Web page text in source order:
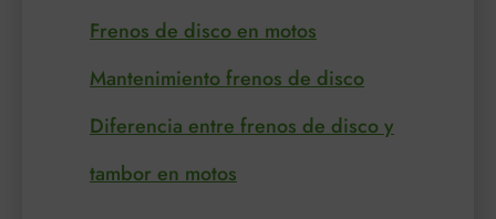
Frenos de disco en motos
Mantenimiento frenos de disco
Diferencia entre frenos de disco y
tambor en motos